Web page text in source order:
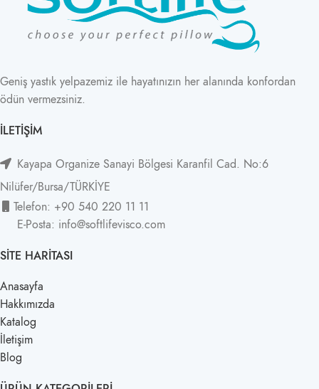
Geniş yastık yelpazemiz ile hayatınızın her alanında konfordan
ödün vermezsiniz.
İLETIŞIM
Kayapa Organize Sanayi Bölgesi Karanfil Cad. No:6
Nilüfer/Bursa/TÜRKİYE
Telefon: +90 540 220 11 11
E-Posta: info@softlifevisco.com
SITE HARITASI
Anasayfa
Hakkımızda
Katalog
İletişim
Blog